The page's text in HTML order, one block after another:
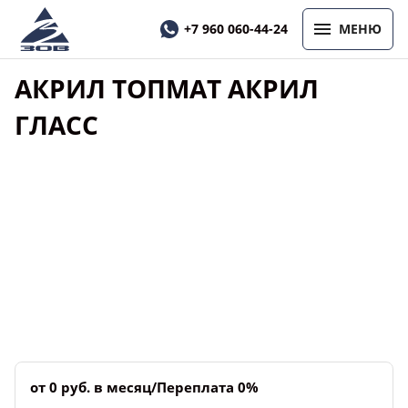
МЕНЮ
+7 960 060-44-24
АКРИЛ ТОПМАТ АКРИЛ
ГЛАСС
от 0 руб. в месяц/Переплата 0%